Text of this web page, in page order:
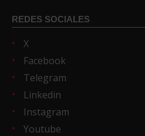
REDES SOCIALES
X
Facebook
Telegram
Linkedin
Instagram
Youtube